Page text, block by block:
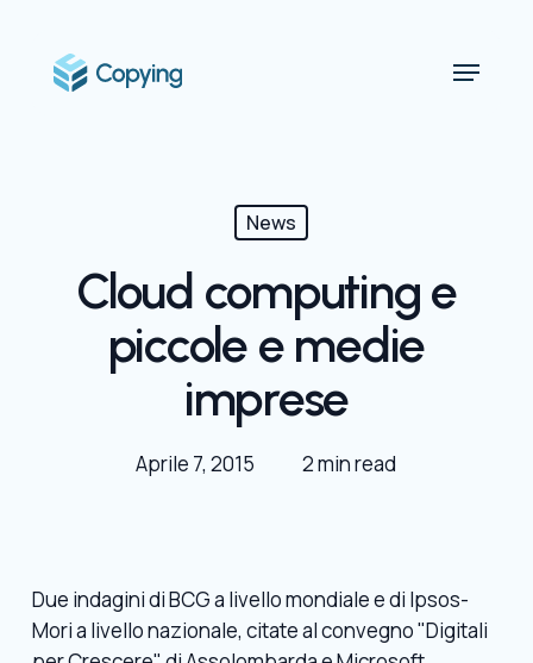
Menu
News
Cloud computing e
piccole e medie
imprese
Aprile 7, 2015 2 min read
Due indagini di BCG a livello mondiale e di Ipsos-
Mori a livello nazionale, citate al convegno "Digitali